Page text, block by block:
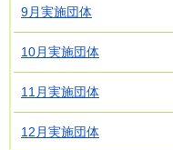
9月実施団体
10月実施団体
11月実施団体
12月実施団体